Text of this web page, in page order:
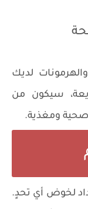
لديك
سيكون من
صحية ومغذية.
لخوض أي تحدٍ.